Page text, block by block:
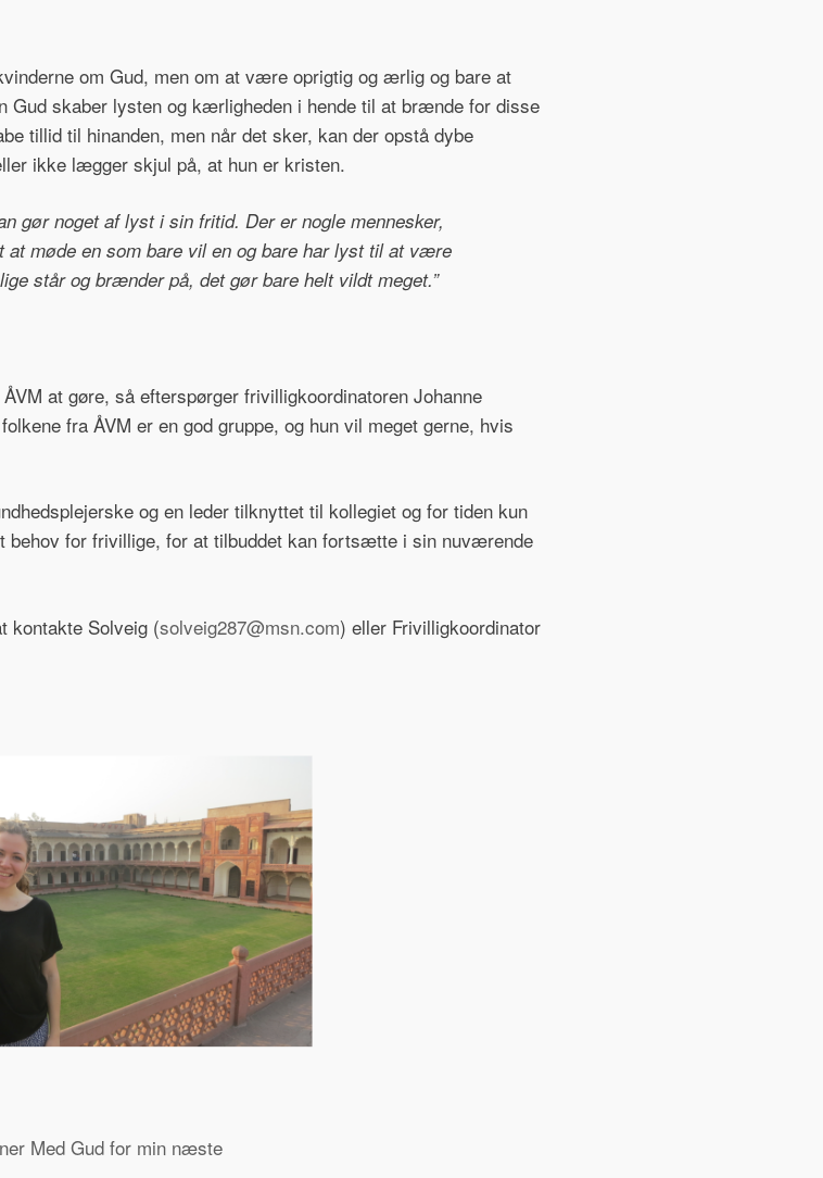
om Gud, men om at være oprigtig og ærlig og bare at
skaber lysten og kærligheden i hende til at brænde for disse
tillid til hinanden, men når det sker, kan der opstå dybe
ikke lægger skjul på, at hun er kristen.
gør noget af lyst i sin fritid. Der er nogle mennesker,
at møde en som bare vil en og bare har lyst til at være
står og brænder på, det gør bare helt vildt meget.”
at gøre, så efterspørger frivilligkoordinatoren Johanne
fra ÅVM er en god gruppe, og hun vil meget gerne, hvis
og en leder tilknyttet til kollegiet og for tiden kun
behov for frivillige, for at tilbuddet kan fortsætte i sin nuværende
kontakte Solveig (solveig287@msn.com) eller Frivilligkoordinator